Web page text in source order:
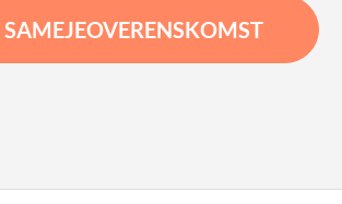
SAMEJEOVERENSKOMST